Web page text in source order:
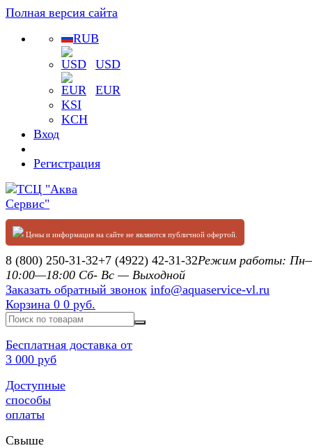
Полная версия сайта
RUB
USD
EUR
KSI
KCH
Вход
Регистрация
Цены и информация на сайте не являются публичной офертой.
8 (800) 250-31-32+7 (4922) 42-31-32Режим работы:
10:00—18:00 Сб- Вс — Выходной
Заказать обратный звонок info@aquaservice-vl.ru
Корзина 0 0 руб.
Бесплатная доставка от
3 000 руб
Доступные
способы
оплаты
Свыше